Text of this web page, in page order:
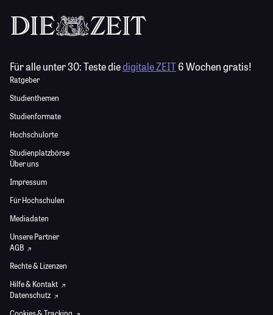
Für alle unter 30:Teste diedigitale ZEIT6 Wochen gratis!
Ratgeber
Studienthemen
Studienformate
Hochschulorte
Studienplatzbörse
Über uns
Impressum
Für Hochschulen
Mediadaten
Unsere Partner
AGB
Rechte & Lizenzen
Hilfe & Kontakt
Datenschutz